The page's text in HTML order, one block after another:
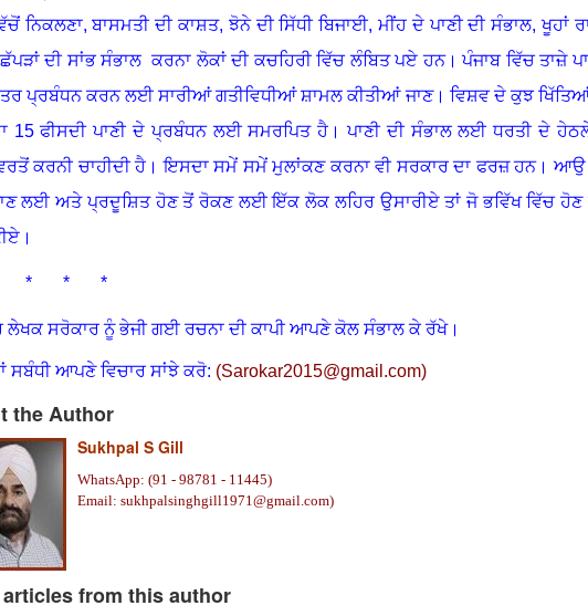
ਨਿਕਲਣਾ,ਬਾਸਮਤੀ ਦੀ ਕਾਸ਼ਤ, ਝੋਨੇ ਦੀ ਸਿੱਧੀ ਬਿਜਾਈ, ਮੀਂਹ ਦੇ ਪਾਣੀ ਦੀ ਸੰਭਾਲ,ਖੂਹਾਂ
ਛੱਪੜਾਂ ਦੀ ਸਾਂਭ ਸੰਭਾਲ ਕਰਨਾ ਲੋਕਾਂ ਦੀ ਕਚਹਿਰੀ ਵਿੱਚ ਲੰਬਿਤ ਪਏ ਹਨ।ਪੰਜਾਬ ਵਿੱਚ ਤਾਜ਼ੇ
ਪ੍ਰਬੰਧਨ ਕਰਨ ਲਈ ਸਾਰੀਆਂ ਗਤੀਵਿਧੀਆਂ ਸ਼ਾਮਲ ਕੀਤੀਆਂ ਜਾਣ। ਵਿਸ਼ਵ ਦੇ ਕੁਝ
15 ਫੀਸਦੀ ਪਾਣੀ ਦੇ ਪ੍ਰਬੰਧਨ ਲਈ ਸਮਰਪਿਤ ਹੈ ।ਪਾਣੀ ਦੀ ਸੰਭਾਲ ਲਈ ਧਰਤੀ ਦੇ
ਕਰਨੀ ਚਾਹੀਦੀ ਹੈ । ਇਸਦਾ ਸਮੇਂ ਸਮੇਂ ਮੁਲਾਂਕਣ ਕਰਨਾ ਵੀ ਸਰਕਾਰ ਦਾ ਫਰਜ਼ ਹਨ। ਆਉ
ਲਈ ਅਤੇ ਪ੍ਰਦੂਸ਼ਿਤ ਹੋਣ ਤੋਂ ਰੋਕਣ ਲਈ ਇੱਕ ਲੋਕ ਲਹਿਰ ਉਸਾਰੀਏ ਤਾਂ ਜੋ ਭਵਿੱਖ ਵਿੱਚ ਹੋਣ
।
* * *
ਲੇਖਕ ਸਰੋਕਾਰ ਨੂੰ ਭੇਜੀ ਗਈ ਰਚਨਾ ਦੀ ਕਾਪੀ ਆਪਣੇ ਕੋਲ ਸੰਭਾਲ ਕੇ ਰੱਖੇ।
ਸਬੰਧੀ ਆਪਣੇ ਵਿਚਾਰ ਸਾਂਝੇ ਕਰੋ: (Sarokar2015@gmail.com)
the Author
Sukhpal S Gill
WhatsApp: (91 - 98781 - 11445)
Email: sukhpalsinghgill1971@gmail.com)
articles from this author